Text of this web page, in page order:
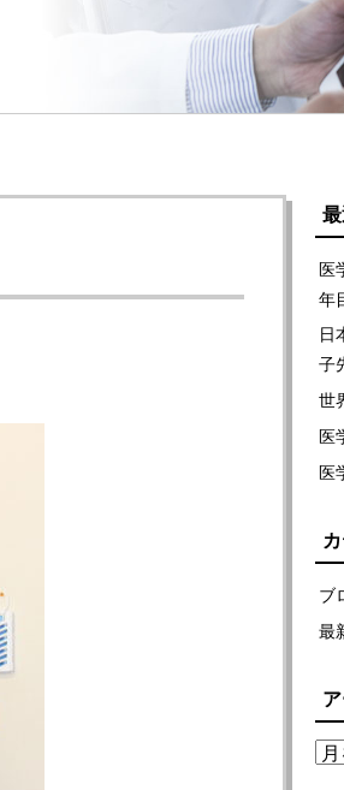
医
年
日
子
世
医
医
ブ
最